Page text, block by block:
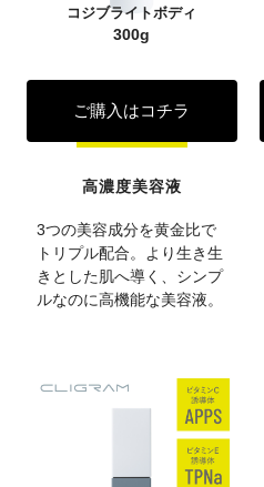
コジブライトボディ
300g
ご購入はコチラ
高濃度美容液
3つの美容成分を黄金比で
トリプル配合。より生き生
きとした肌へ導く、シンプ
ルなのに高機能な美容液。